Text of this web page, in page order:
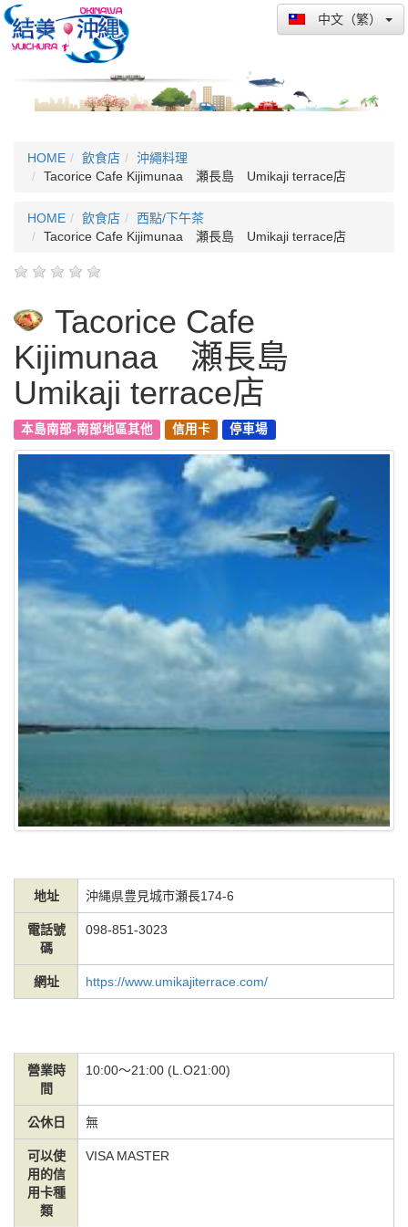
中文（繁）
HOME 飲食店
沖繩料理
Tacorice Cafe Kijimunaa 瀬長島 Umikaji terrace店
HOME 飲食店
西點/下午茶
Tacorice Cafe Kijimunaa 瀬長島 Umikaji terrace店
Tacorice Cafe
Kijimunaa 瀬長島
Umikaji terrace店
本島南部-南部地區其他 信用卡 停車場
地址 沖縄県豊見城市瀬長174-6
電話號
碼
098-851-3023
網址 https://www.umikajiterrace.com/
營業時
間
10:00～21:00 (L.O21:00)
公休日 無
可以使
用的信
用卡種
類
VISA MASTER